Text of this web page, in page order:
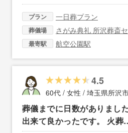
プラン 一日葬プラン
葬儀場 さがみ典礼 所沢葬斎
最寄駅 航空公園駅
4.5
60代 / 女性 / 埼玉県所沢
葬儀までに日数がありまし
出来て良かったです。 火